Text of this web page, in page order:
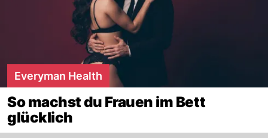
Everyman Health
So machst du Frauen im Bett
glücklich